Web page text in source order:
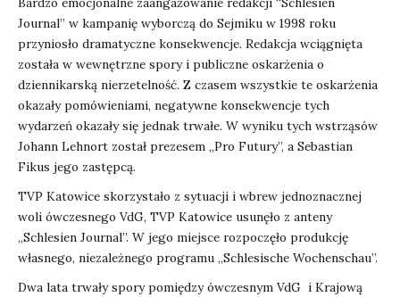
Journal” w kampanię wyborczą do Sejmiku w 1998 roku
przyniosło dramatyczne konsekwencje. Redakcja wciągnięta
została w wewnętrzne spory i publiczne oskarżenia o
dziennikarską nierzetelność. Z czasem wszystkie te oskarżenia
okazały pomówieniami, negatywne konsekwencje tych
wydarzeń okazały się jednak trwałe. W wyniku tych wstrząsów
Johann Lehnort został prezesem „Pro Futury”, a Sebastian
Fikus jego zastępcą.
TVP Katowice skorzystało z sytuacji i wbrew jednoznacznej
woli ówczesnego VdG, TVP Katowice usunęło z anteny
„Schlesien Journal”. W jego miejsce rozpoczęło produkcję
własnego, niezależnego programu „Schlesische Wochenschau”.
Dwa lata trwały spory pomiędzy ówczesnym VdG i Krajową